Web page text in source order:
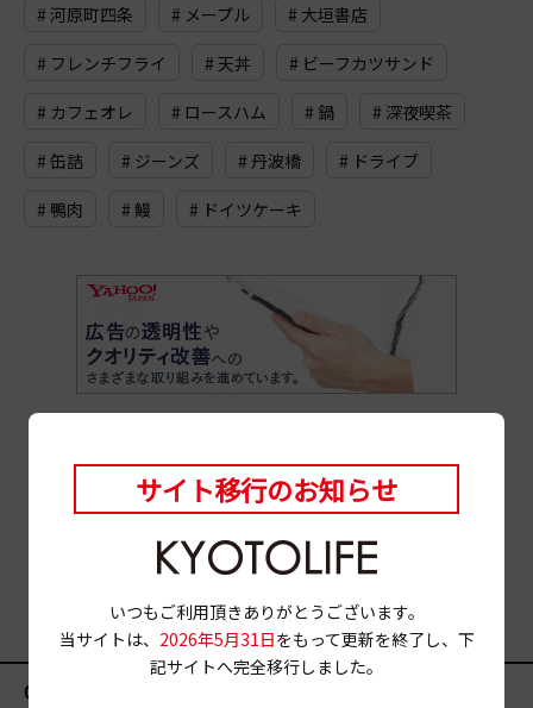
# 河原町四条 # メープル # 大垣書店
# フレンチフライ # 天丼 # ビーフカツサンド
# カフェオレ # ロースハム # 鍋 # 深夜喫茶
# 缶詰 # ジーンズ # 丹波橋 # ドライブ
# 鴨肉 # 鰻 # ドイツケーキ
サイト移行のお知らせ
いつもご利用頂きありがとうございます。
当サイトは、 2026年5月31日をもって更新を終了し、下
記サイトへ完全移行しました。
CATEGORY